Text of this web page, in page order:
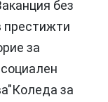
без
престижти
за
за